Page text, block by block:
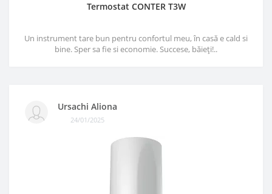
Termostat CONTER T3W
Un instrument tare bun pentru confortul meu, în casă e cald si
bine. Sper sa fie si economie. Succese, băieți!..
Ursachi Aliona
24/01/2025